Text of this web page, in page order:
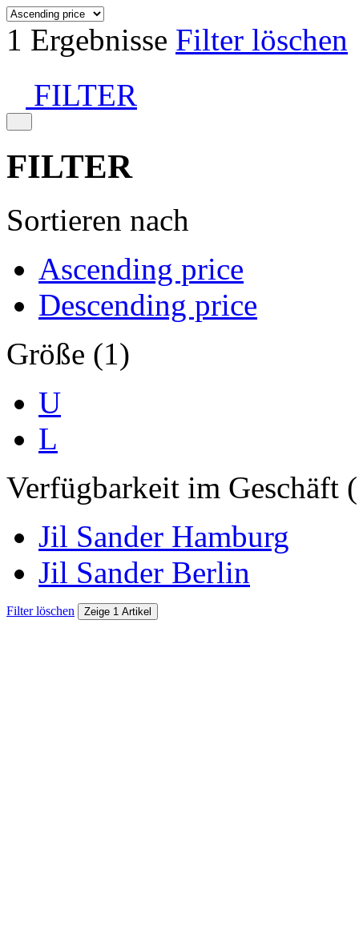
1 Ergebnisse Filter löschen
FILTER
FILTER
Sortieren nach
Ascending price
Descending price
Größe (1)
U
L
Verfügbarkeit im Geschäft
Jil Sander Hamburg
Jil Sander Berlin
Filter löschen Zeige 1 Artikel